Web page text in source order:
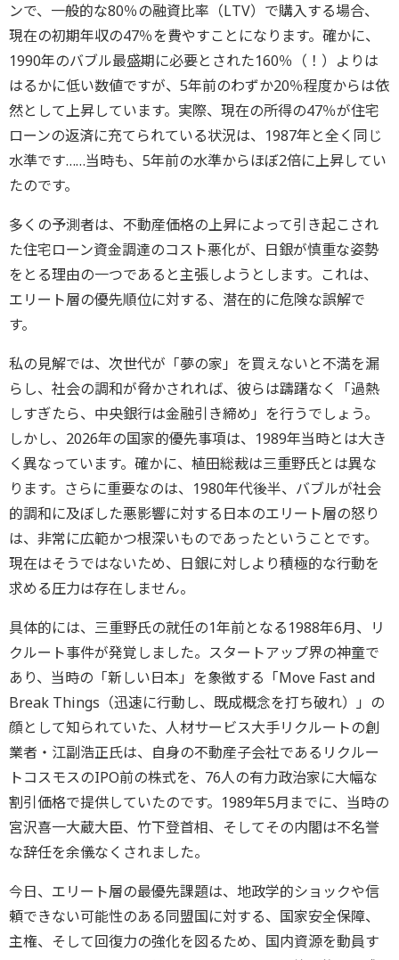
ンで、一般的な80％の融資比率（LTV）で購入する場合、
現在の初期年収の47％を費やすことになります。確かに、
1990年のバブル最盛期に必要とされた160％（！）よりは
はるかに低い数値ですが、5年前のわずか20％程度からは依
然として上昇しています。実際、現在の所得の47％が住宅
ローンの返済に充てられている状況は、1987年と全く同じ
水準です……当時も、5年前の水準からほぼ2倍に上昇してい
たのです。
多くの予測者は、不動産価格の上昇によって引き起こされ
た住宅ローン資金調達のコスト悪化が、日銀が慎重な姿勢
をとる理由の一つであると主張しようとします。これは、
エリート層の優先順位に対する、潜在的に危険な誤解で
す。
私の見解では、次世代が「夢の家」を買えないと不満を漏
らし、社会の調和が脅かされれば、彼らは躊躇なく「過熱
しすぎたら、中央銀行は金融引き締め」を行うでしょう。
しかし、2026年の国家的優先事項は、1989年当時とは大き
く異なっています。確かに、植田総裁は三重野氏とは異な
ります。さらに重要なのは、1980年代後半、バブルが社会
的調和に及ぼした悪影響に対する日本のエリート層の怒り
は、非常に広範かつ根深いものであったということです。
現在はそうではないため、日銀に対しより積極的な行動を
求める圧力は存在しません。
具体的には、三重野氏の就任の1年前となる1988年6月、リ
クルート事件が発覚しました。スタートアップ界の神童で
あり、当時の「新しい日本」を象徴する「Move Fast and
Break Things（迅速に行動し、既成概念を打ち破れ）」の
顔として知られていた、人材サービス大手リクルートの創
業者・江副浩正氏は、自身の不動産子会社であるリクルー
トコスモスのIPO前の株式を、76人の有力政治家に大幅な
割引価格で提供していたのです。1989年5月までに、当時の
宮沢喜一大蔵大臣、竹下登首相、そしてその内閣は不名誉
な辞任を余儀なくされました。
今日、エリート層の最優先課題は、地政学的ショックや信
頼できない可能性のある同盟国に対する、国家安全保障、
主権、そして回復力の強化を図るため、国内資源を動員す